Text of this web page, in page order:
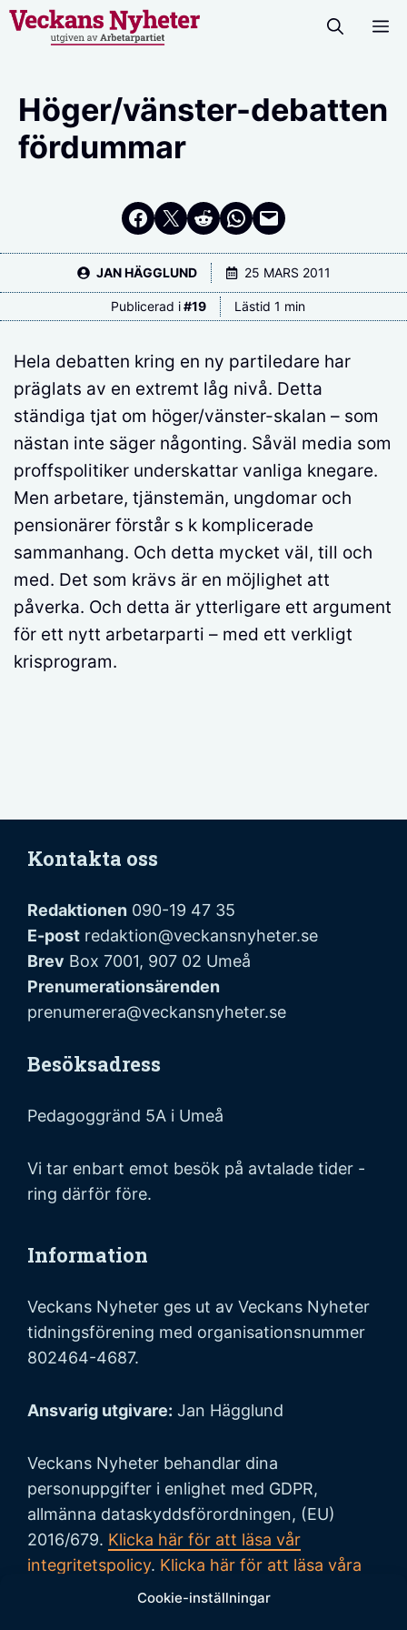
Cookie-inställningar
Hoppa
Höger/vänster-debatten
fördummar
Dela på Facebook
Dela på Twitter
Dela på RedditDela i WhatsApp
Maila en länk
JAN HÄGGLUND 25 MARS 2011
Publicerad i#19 Lästid 1 min
Hela debatten kring en ny partiledare har
präglats av en extremt låg nivå. Detta
ständiga tjat om höger/vänster-skalan – som
nästan inte säger någonting. Såväl media som
proffspolitiker underskattar vanliga knegare.
Men arbetare, tjänstemän, ungdomar och
pensionärer förstår s k komplicerade
sammanhang. Och detta mycket väl, till och
med. Det som krävs är en möjlighet att
påverka. Och detta är ytterligare ett argument
för ett nytt arbetarparti – med ett verkligt
krisprogram.
Kontakta oss
Redaktionen 090-19 47 35
E-post redaktion@veckansnyheter.se
Brev Box 7001, 907 02 Umeå
Prenumerationsärenden
prenumerera@veckansnyheter.se
Besöksadress
Pedagoggränd 5A i Umeå
Vi tar enbart emot besök på avtalade tider -
ring därför före.
Information
Veckans Nyheter ges ut av Veckans Nyheter
tidningsförening med organisationsnummer
802464-4687.
Ansvarig utgivare: Jan Hägglund
Veckans Nyheter behandlar dina
personuppgifter i enlighet med GDPR,
allmänna dataskyddsförordningen, (EU)
2016/679. Klicka här för att läsa vår
integritetspolicy. Klicka här för att läsa våra
allmänna villkor vid köp.